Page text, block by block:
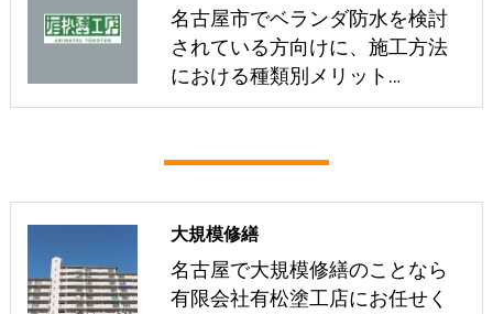
名古屋市でベランダ防水を検討
されている方向けに、施工方法
における種類別メリット…
大規模修繕
名古屋で大規模修繕のことなら
有限会社有松塗工店にお任せく